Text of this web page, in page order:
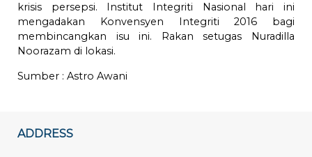
krisis persepsi. Institut Integriti Nasional hari ini
mengadakan Konvensyen Integriti 2016 bagi
membincangkan isu ini. Rakan setugas Nuradilla
Noorazam di lokasi.
Sumber : Astro Awani
ADDRESS